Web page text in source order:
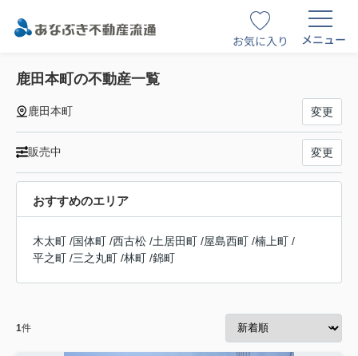
お気に入り メニュー
鹿田本町の不動産一覧
鹿田本町 変更
販売中 変更
おすすめのエリア
木太町 /国体町 /西古松 /土居田町 /屋島西町 /楠上町 /
平之町 /三之丸町 /林町 /錦町
1件